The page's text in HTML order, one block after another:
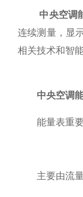
中央空调
连续测量，显
相关技术和智
中央空调
能量表重要
主要由流量